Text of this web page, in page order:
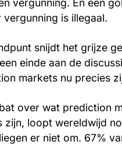
vergunning. En een
vergunning is illegaal.
snijdt het grijze
einde aan de
markets nu precies
over wat prediction
zijn, loopt wereldwijd
er niet om. 67%